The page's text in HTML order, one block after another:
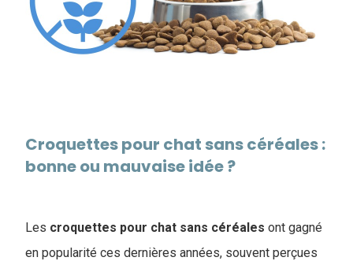
Croquettes pour chat sans céréales :
bonne ou mauvaise idée ?
Les croquettes pour chat sans céréales ont gagné
en popularité ces dernières années, souvent perçues